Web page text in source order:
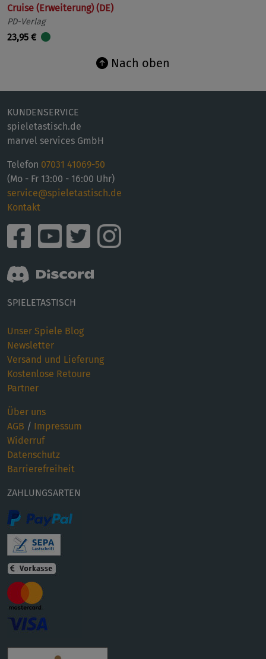
Cruise (Erweiterung) (DE)
PD-Verlag
23,95 €
Nach oben
KUNDENSERVICE
spieletastisch.de
marvel services GmbH
Telefon 07031 41069-50
(Mo - Fr 13:00 - 16:00 Uhr)
service@spieletastisch.de
Kontakt
SPIELETASTISCH
Unser Spiele Blog
Newsletter
Versand und Lieferung
Kostenlose Retoure
Partner
Über uns
AGB / Impressum
Widerruf
Datenschutz
Barrierefreiheit
ZAHLUNGSARTEN